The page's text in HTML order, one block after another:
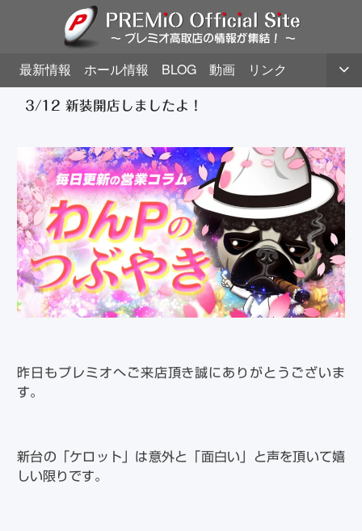
最新情報 ホール情報 BLOG 動画 リンク
3/12 新装開店しましたよ！
昨日もプレミオへご来店頂き誠にありがとうございま
す。
新台の「ケロット」は意外と「面白い」と声を頂いて嬉
しい限りです。